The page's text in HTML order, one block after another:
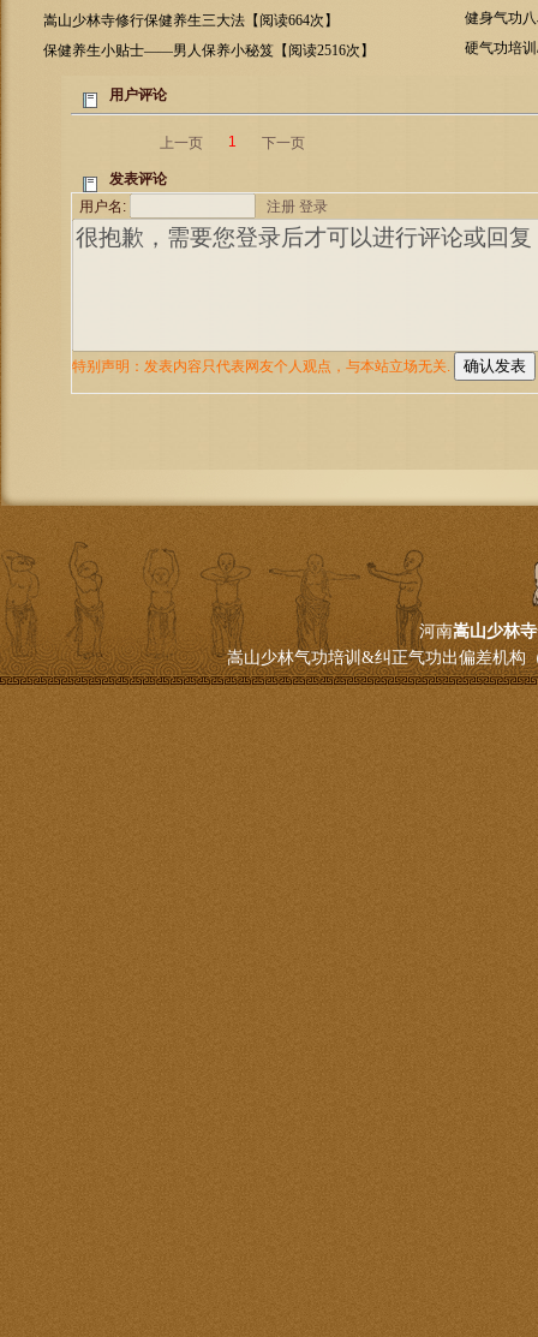
嵩山少林寺修行保健养生三大法【阅读664次】
保健养生小贴士——男人保养小秘笈【阅读2516次】
健身气功
硬气功培
河南嵩山少林寺
嵩山少林气功培训&纠正气功出偏差机构